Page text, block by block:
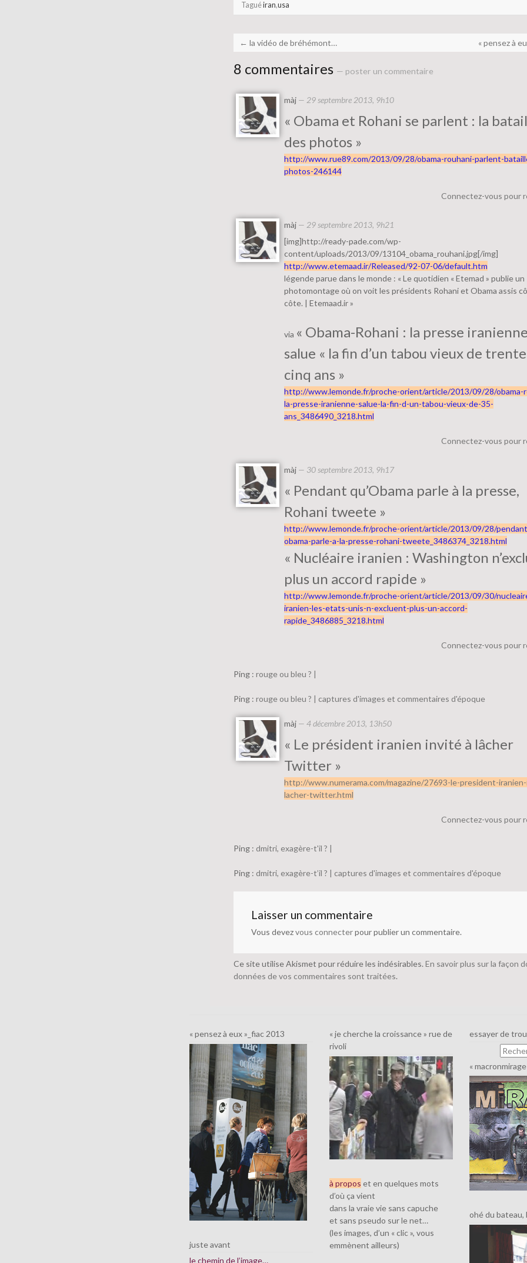
Taguéiran,usa
← la vidéo de bréhémont… « pensez à
8 commentaires — poster un commentaire
màj — 29 septembre 2013, 9h10
« Obama et Rohani se parlent : la
des photos »
http://www.rue89.com/2013/09/28/obama-rouhani-parlent-
photos-246144
Connectez-vous pour
màj — 29 septembre 2013, 9h21
[img]http://ready-pade.com/wp-
content/uploads/2013/09/13104_obama_rouhani.jpg[/img]
http://www.etemaad.ir/Released/92-07-06/default.htm
légende parue dans le monde : « Le quotidien « Etemad » publie un
photomontage où on voit les présidents Rohani et Obama assis
côte. | Etemaad.ir »
via « Obama-Rohani : la presse
salue « la fin d’un tabou vieux de
cinq ans »
http://www.lemonde.fr/proche-orient/article/2013/09/28/obama-
la-presse-iranienne-salue-la-fin-d-un-tabou-vieux-de-35-
ans_3486490_3218.html
Connectez-vous pour
màj — 30 septembre 2013, 9h17
« Pendant qu’Obama parle à la presse,
Rohani tweete »
http://www.lemonde.fr/proche-orient/article/2013/09/28/
obama-parle-a-la-presse-rohani-tweete_3486374_3218.html
« Nucléaire iranien : Washington
plus un accord rapide »
http://www.lemonde.fr/proche-orient/article/2013/09/30/
iranien-les-etats-unis-n-excluent-plus-un-accord-
rapide_3486885_3218.html
Connectez-vous pour
Ping : rouge ou bleu ? |
Ping : rouge ou bleu ? | captures d'images et commentaires d'époque
màj — 4 décembre 2013, 13h50
« Le président iranien invité à lâcher
Twitter »
http://www.numerama.com/magazine/27693-le-president-
lacher-twitter.html
Connectez-vous pour
Ping : dmitri, exagère-t'il ? |
Ping : dmitri, exagère-t’il ? | captures d'images et commentaires d'époque
Laisser un commentaire
Vous devezvous connecterpour publier un commentaire.
Ce site utilise Akismet pour réduire les indésirables. En savoir plus sur la façon
données de vos commentaires sont traitées.
« pensez à eux »_fiac 2013
juste avant
le chemin de l’image…
« je cherche la croissance » rue de
rivoli
à propos et en quelques mots
d’où ça vient
dans la vraie vie sans capuche
et sans pseudo sur le net…
(les images, d’un « clic », vous
emmènent ailleurs)
essayer de
«
ohé du bateau,